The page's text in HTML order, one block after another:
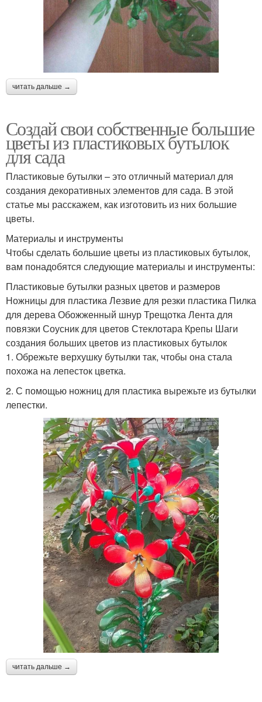
читать дальше →
Создай свои собственные большие
цветы из пластиковых бутылок
для сада
Пластиковые бутылки – это отличный материал для
создания декоративных элементов для сада. В этой
статье мы расскажем, как изготовить из них большие
цветы.
Материалы и инструменты
Чтобы сделать большие цветы из пластиковых бутылок,
вам понадобятся следующие материалы и инструменты:
Пластиковые бутылки разных цветов и размеров
Ножницы для пластика Лезвие для резки пластика Пилка
для дерева Обожженный шнур Трещотка Лента для
повязки Соусник для цветов Стеклотара Крепы Шаги
создания больших цветов из пластиковых бутылок
1. Обрежьте верхушку бутылки так, чтобы она стала
похожа на лепесток цветка.
2. С помощью ножниц для пластика вырежьте из бутылки
лепестки.
читать дальше →